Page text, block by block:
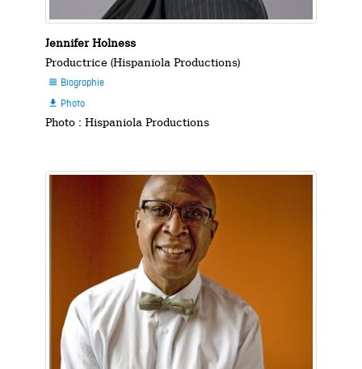
Jennifer Holness
Productrice (Hispaniola Productions)
 Biographie
 Photo
Photo : Hispaniola Productions